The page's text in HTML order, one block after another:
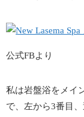
公式FBより
私は岩盤浴をメイ
で、左から3番目